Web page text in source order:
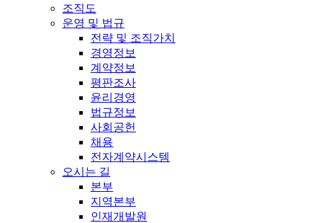
조직도
운영 및 법규
전략 및 조직가치
경영정보
계약정보
평판조사
윤리경영
법규정보
사회공헌
채용
전자계약시스템
오시는 길
본부
지역본부
인재개발원